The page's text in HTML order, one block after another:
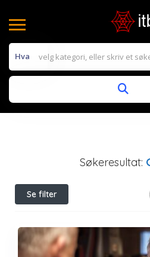
Hva
Søkeresultat:
Se filter